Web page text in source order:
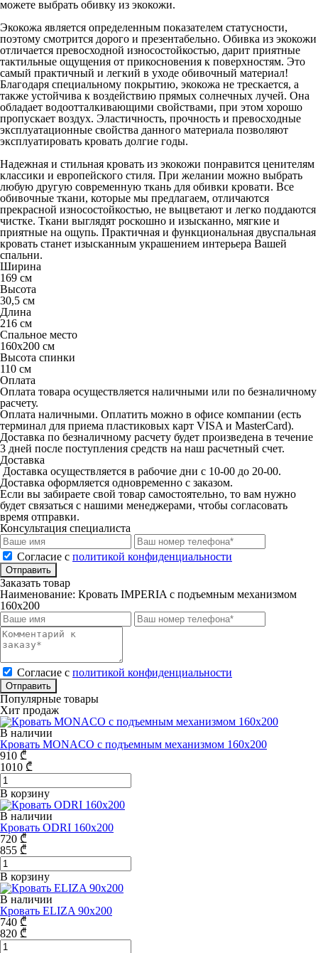
можете выбрать обивку из экокожи.
Экокожа является определенным показателем статусности,
поэтому смотрится дорого и презентабельно. Обивка из экокожи
отличается превосходной износостойкостью, дарит приятные
тактильные ощущения от прикосновения к поверхностям. Это
самый практичный и легкий в уходе обивочный материал!
Благодаря специальному покрытию, экокожа не трескается, а
также устойчива к воздействию прямых солнечных лучей. Она
обладает водоотталкивающими свойствами, при этом хорошо
пропускает воздух. Эластичность, прочность и превосходные
эксплуатационные свойства данного материала позволяют
эксплуатировать кровать долгие годы.
Надежная и стильная кровать из экокожи понравится ценителям
классики и европейского стиля. При желании можно выбрать
любую другую современную ткань для обивки кровати. Все
обивочные ткани, которые мы предлагаем, отличаются
прекрасной износостойкостью, не выцветают и легко поддаются
чистке. Ткани выглядят роскошно и изысканно, мягкие и
приятные на ощупь. Практичная и функциональная двуспальная
кровать станет изысканным украшением интерьера Вашей
спальни.
Ширина
169 см
Высота
30,5 см
Длина
216 см
Спальное место
160х200 см
Высота спинки
110 см
Оплата
Оплата товара осуществляется наличными или по безналичному
расчету.
Оплата наличными. Оплатить можно в офисе компании (есть
терминал для приема пластиковых карт VISA и MasterCard).
Доставка по безналичному расчету будет произведена в течение
3 дней после поступления средств на наш расчетный счет.
Доставка
Доставка осуществляется в рабочие дни с 10-00 до 20-00.
Доставка оформляется одновременно с заказом.
Если вы забираете свой товар самостоятельно, то вам нужно
будет связаться с нашими менеджерами, чтобы согласовать
время отправки.
Консультация специалиста
Cогласие с политикой конфиденциальности
Отправить
Заказать товар
Наименование: Кровать IMPERIA с подъемным механизмом
160x200
Cогласие с политикой конфиденциальности
Отправить
Популярные товары
Хит продаж
В наличии
Кровать MONACO с подъемным механизмом 160x200
910 ₾
1010 ₾
В корзину
В наличии
Кровать ODRI 160x200
720 ₾
855 ₾
В корзину
В наличии
Кровать ELIZA 90x200
740 ₾
820 ₾